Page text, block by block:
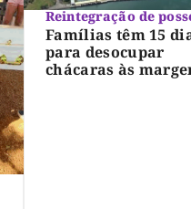
Reintegração de
Famílias têm 15
para desocupar
chácaras às